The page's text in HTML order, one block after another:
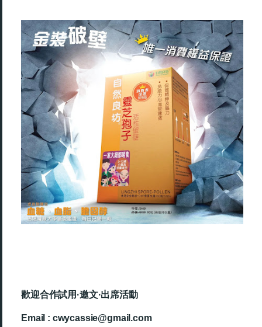
歡迎合作試用·邀文·出席活動
Email : cwycassie@gmail.com